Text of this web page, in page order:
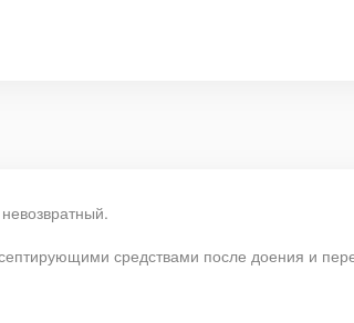
средствами после доения и